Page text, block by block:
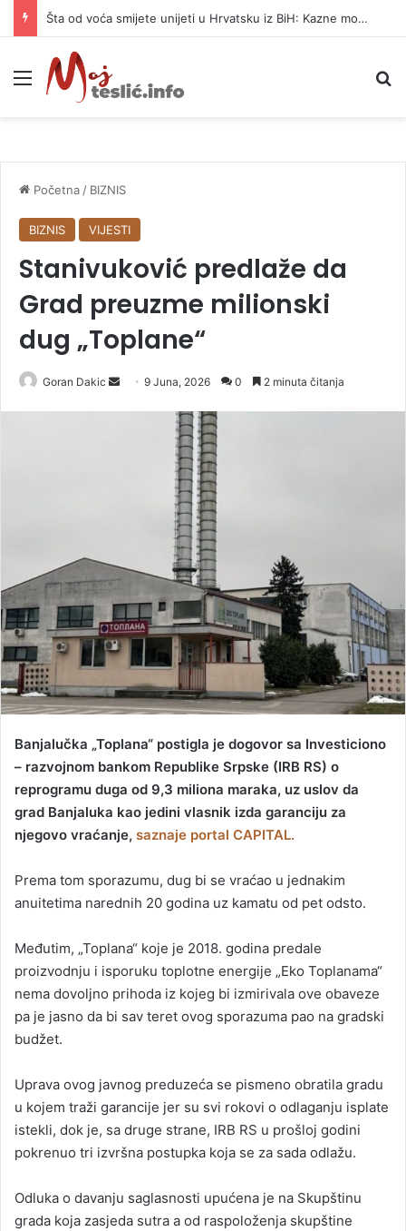
Šta od voća smijete unijeti u Hrvatsku iz BiH: Kazne mogu dostići 13.260 evra
Meni
Početna / BIZNIS
BIZNIS VIJESTI
Stanivuković predlaže da
Grad preuzme milionski
dug „Toplane“
Goran Dakic
i
9 Juna, 2026 0 2 minuta čitanja
Banjalučka „Toplana“ postigla je dogovor sa Investiciono
– razvojnom bankom Republike Srpske (IRB RS) o
reprogramu duga od 9,3 miliona maraka, uz uslov da
grad Banjaluka kao jedini vlasnik izda garanciju za
njegovo vraćanje, saznaje portal CAPITAL.
Prema tom sporazumu, dug bi se vraćao u jednakim
anuitetima narednih 20 godina uz kamatu od pet odsto.
Međutim, „Toplana“ koje je 2018. godina predale
proizvodnju i isporuku toplotne energije „Eko Toplanama“
nema dovoljno prihoda iz kojeg bi izmirivala ove obaveze
pa je jasno da bi sav teret ovog sporazuma pao na gradski
budžet.
Uprava ovog javnog preduzeća se pismeno obratila gradu
u kojem traži garancije jer su svi rokovi o odlaganju isplate
istekli, dok je, sa druge strane, IRB RS u prošloj godini
pokrenuo tri izvršna postupka koja se za sada odlažu.
Odluka o davanju saglasnosti upućena je na Skupštinu
grada koja zasjeda sutra a od raspoloženja skupštine